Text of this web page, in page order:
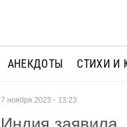
АНЕКДОТЫ СТИХИ И
7 ноября 2023 - 13:23